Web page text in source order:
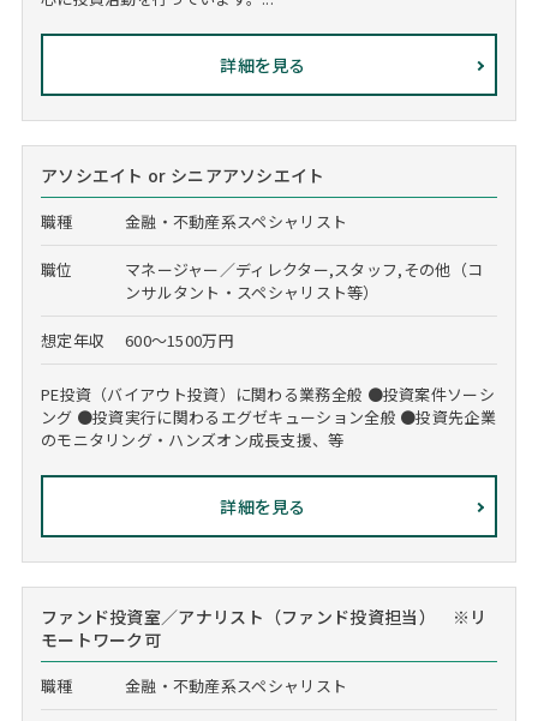
詳細を見る
アソシエイト or シニアアソシエイト
職種 金融・不動産系スペシャリスト
職位
マネージャー／ディレクター,スタッフ,その他（コ
ンサルタント・スペシャリスト等）
想定年収 600～1500万円
PE投資（バイアウト投資）に関わる業務全般 ●投資案件ソーシ
ング ●投資実行に関わるエグゼキューション全般 ●投資先企業
のモニタリング・ハンズオン成長支援、等
詳細を見る
ファンド投資室／アナリスト（ファンド投資担当） ※リ
モートワーク可
職種 金融・不動産系スペシャリスト